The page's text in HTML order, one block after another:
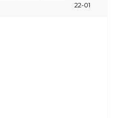
22-01